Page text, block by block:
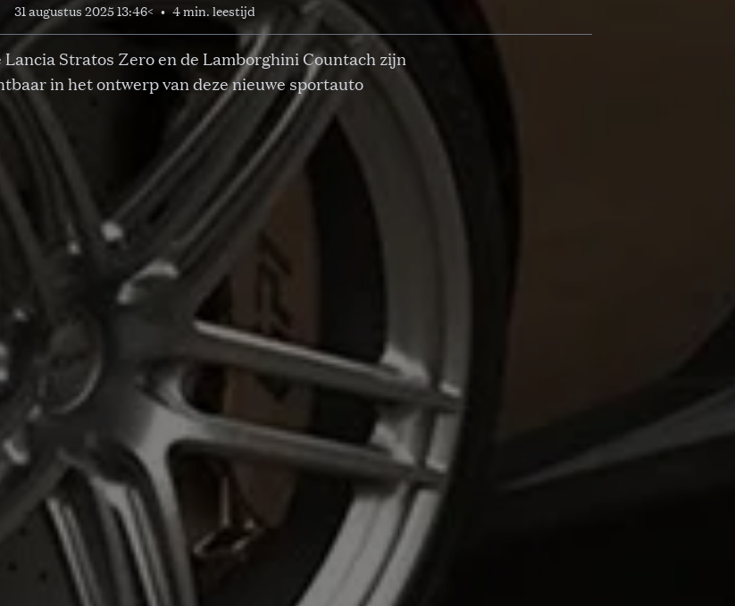
31 augustus 2025 13:46< • 4 min. leestijd
Lancia Stratos Zero en de Lamborghini Countach zijn
in het ontwerp van deze nieuwe sportauto